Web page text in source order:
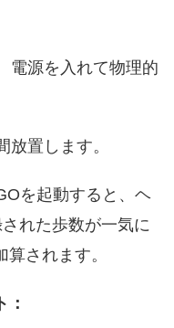
電源を入れて物理的
置します。
を起動すると、ヘ
れた歩数が一気に
されます。
：